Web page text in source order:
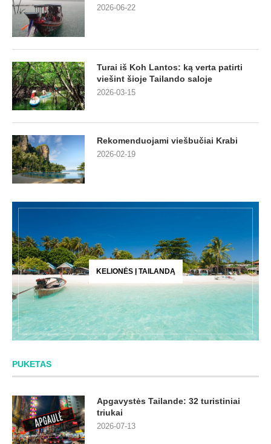
2026-06-22
Turai iš Koh Lantos: ką verta patirti
viešint šioje Tailando saloje
2026-03-15
Rekomenduojami viešbučiai Krabi
2026-02-19
KELIONĖS Į TAILANDĄ
PUKETAS
Apgavystės Tailande: 32 turistiniai
triukai
2026-07-13